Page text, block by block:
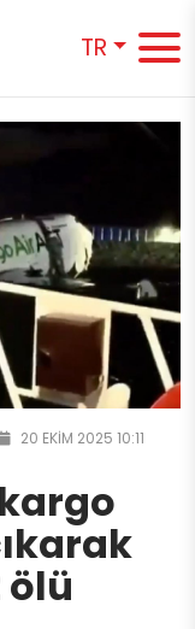
TR
20 EKIM 2025 10:11
ölü